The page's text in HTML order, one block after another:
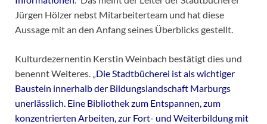
Jürgen Hölzer nebst Mitarbeiterteam und hat diese
Aussage mit an den Anfang seines Überblicks gestellt.
Kulturdezernentin Kerstin Weinbach bestätigt dies und
benennt Weiteres. „Die Stadtbücherei ist als wichtiger
Baustein innerhalb der Bildungslandschaft Marburgs
unerlässlich. Eine Bibliothek zum Entspannen, zum
konzentrierten Arbeiten, zur Fort- und Weiterbildung mit